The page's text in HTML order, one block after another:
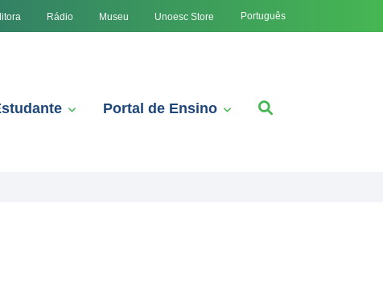
Rádio Museu Unoesc Store Português
Portal de Ensino